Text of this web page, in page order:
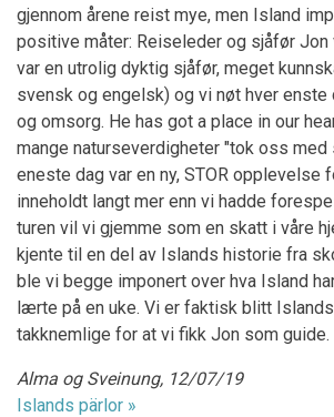
gjennom årene reist mye, men Island
positive måter: Reiseleder og sjåfør Jon
var en utrolig dyktig sjåfør, meget
svensk og engelsk) og vi nøt hver enste
og omsorg. He has got a place in our
mange naturseverdigheter "tok oss med
eneste dag var en ny, STOR opplevelse
inneholdt langt mer enn vi hadde
turen vil vi gjemme som en skatt i våre
kjente til en del av Islands historie fra
ble vi begge imponert over hva Island
lærte på en uke. Vi er faktisk blitt
takknemlige for at vi fikk Jon som guide.
Alma og Sveinung, 12/07/19
Islands pärlor »